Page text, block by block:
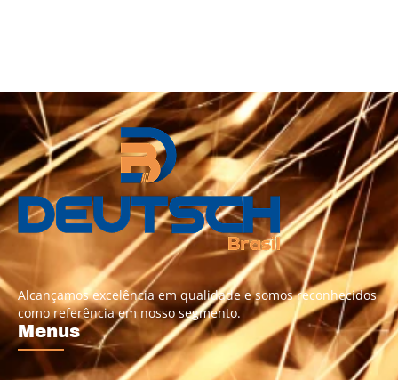
Alcançamos excelência em qualidade e somos reconhecidos
como referência em nosso segmento.
Menus